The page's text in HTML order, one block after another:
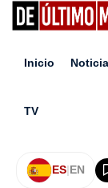
Inicio
TV
ES|EN